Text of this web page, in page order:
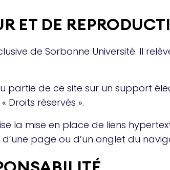
ET DE
de Sorbonne Université. Il
partie de ce site sur un support
Droits réservés ».
la mise en place de liens
page ou d’un onglet du